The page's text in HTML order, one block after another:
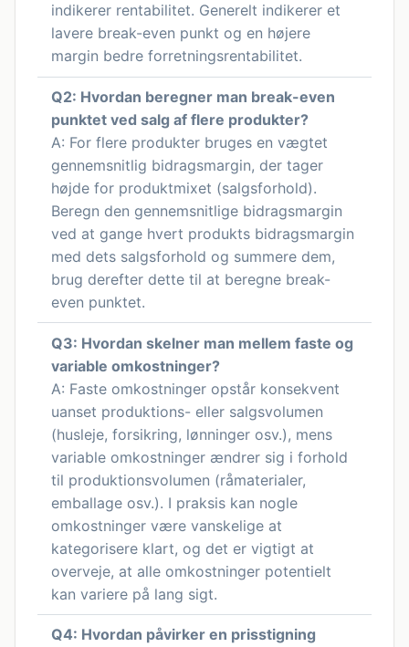
indikerer rentabilitet. Generelt indikerer et
lavere break-even punkt og en højere
margin bedre forretningsrentabilitet.
Q2: Hvordan beregner man break-even
punktet ved salg af flere produkter?
A: For flere produkter bruges en vægtet
gennemsnitlig bidragsmargin, der tager
højde for produktmixet (salgsforhold).
Beregn den gennemsnitlige bidragsmargin
ved at gange hvert produkts bidragsmargin
med dets salgsforhold og summere dem,
brug derefter dette til at beregne break-
even punktet.
Q3: Hvordan skelner man mellem faste og
variable omkostninger?
A: Faste omkostninger opstår konsekvent
uanset produktions- eller salgsvolumen
(husleje, forsikring, lønninger osv.), mens
variable omkostninger ændrer sig i forhold
til produktionsvolumen (råmaterialer,
emballage osv.). I praksis kan nogle
omkostninger være vanskelige at
kategorisere klart, og det er vigtigt at
overveje, at alle omkostninger potentielt
kan variere på lang sigt.
Q4: Hvordan påvirker en prisstigning